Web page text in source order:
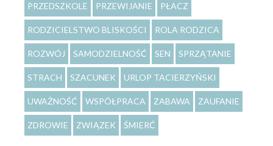
PRZEDSZKOLE PRZEWIJANIE PŁACZ
RODZICIELSTWO BLISKOŚCI ROLA RODZICA
ROZWÓJ SAMODZIELNOŚĆ SEN SPRZĄTANIE
STRACH SZACUNEK URLOP TACIERZYŃSKI
UWAŻNOŚĆ WSPÓŁPRACA ZABAWA ZAUFANIE
ZDROWIE ZWIĄZEK ŚMIERĆ